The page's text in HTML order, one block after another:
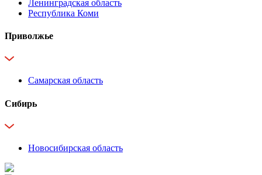
Ленинградская область
Республика Коми
Приволжье
Самарская область
Сибирь
Новосибирская область